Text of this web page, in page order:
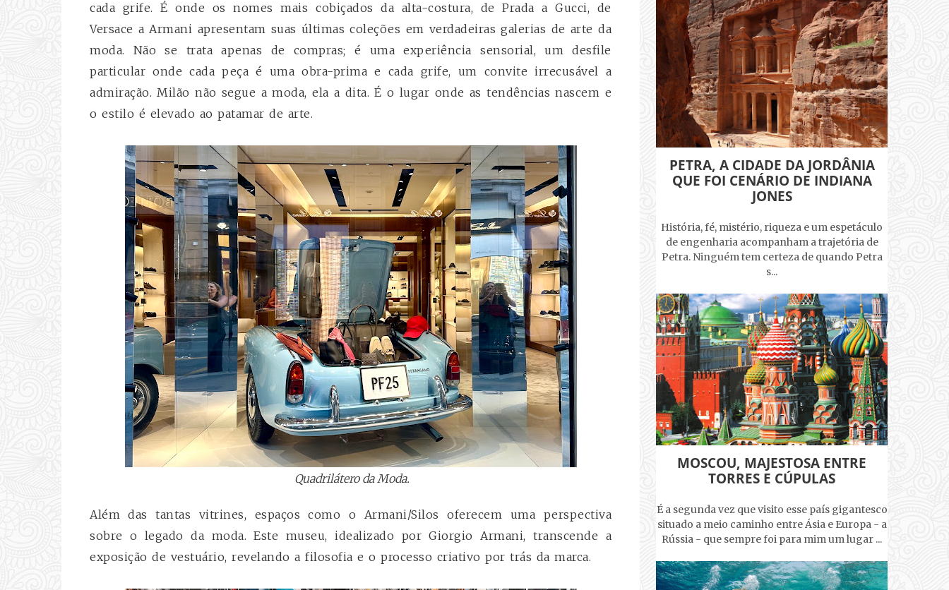
cada grife. É onde os nomes mais cobiçados da alta-costura, de Prada a Gucci, de
Versace a Armani apresentam suas últimas coleções em verdadeiras galerias de arte da
moda. Não se trata apenas de compras; é uma experiência sensorial, um desfile
particular onde cada peça é uma obra-prima e cada grife, um convite irrecusável a
admiração. Milão não segue a moda, ela a dita. É o lugar onde as tendências nascem e
o estilo é elevado ao patamar de arte.
Quadrilátero da Moda.
Além das tantas vitrines, espaços como o Armani/Silos oferecem uma perspectiva
sobre o legado da moda. Este museu, idealizado por Giorgio Armani, transcende a
exposição de vestuário, revelando a filosofia e o processo criativo por trás da marca.
PETRA, A CIDADE DA JORDÂNIA
QUE FOI CENÁRIO DE INDIANA
JONES
História, fé, mistério, riqueza e um espetáculo
de engenharia acompanham a trajetória de
Petra. Ninguém tem certeza de quando Petra
s...
MOSCOU, MAJESTOSA ENTRE
TORRES E CÚPULAS
É a segunda vez que visito esse país gigantesco
situado a meio caminho entre Ásia e Europa - a
Rússia - que sempre foi para mim um lugar ...